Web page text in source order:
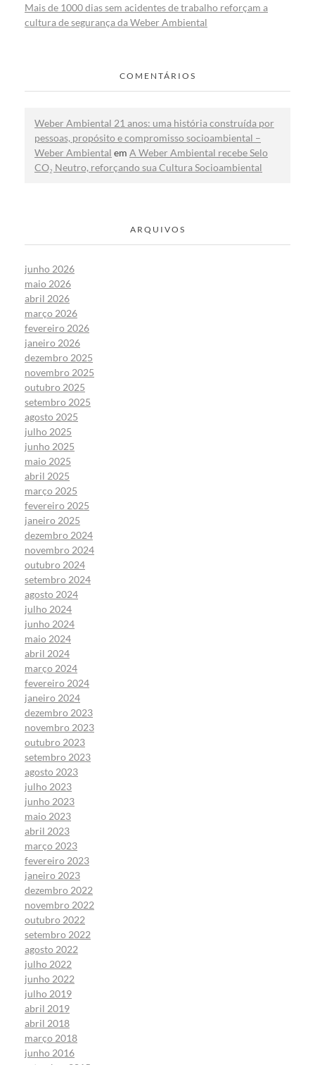
Mais de 1000 dias sem acidentes de trabalho reforçam a
cultura de segurança da Weber Ambiental
COMENTÁRIOS
Weber Ambiental 21 anos: uma história construída por
pessoas, propósito e compromisso socioambiental –
Weber Ambiental em A Weber Ambiental recebe Selo
CO₂ Neutro, reforçando sua Cultura Socioambiental
ARQUIVOS
junho 2026
maio 2026
abril 2026
março 2026
fevereiro 2026
janeiro 2026
dezembro 2025
novembro 2025
outubro 2025
setembro 2025
agosto 2025
julho 2025
junho 2025
maio 2025
abril 2025
março 2025
fevereiro 2025
janeiro 2025
dezembro 2024
novembro 2024
outubro 2024
setembro 2024
agosto 2024
julho 2024
junho 2024
maio 2024
abril 2024
março 2024
fevereiro 2024
janeiro 2024
dezembro 2023
novembro 2023
outubro 2023
setembro 2023
agosto 2023
julho 2023
junho 2023
maio 2023
abril 2023
março 2023
fevereiro 2023
janeiro 2023
dezembro 2022
novembro 2022
outubro 2022
setembro 2022
agosto 2022
julho 2022
junho 2022
julho 2019
abril 2019
abril 2018
março 2018
junho 2016